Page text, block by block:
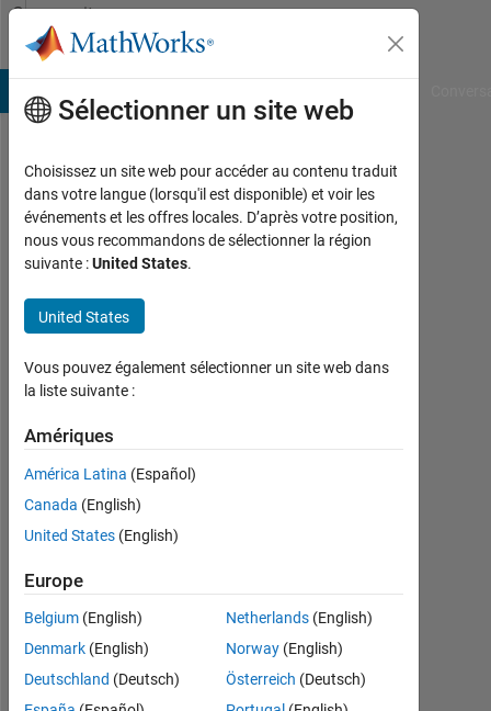
Passer au contenu
Community
Profile
Alan
Keenan
Last
4
mois
|
depuis
2020
Followers:
0
Follow
Sélectionner un site web
Choisissez un site web pour accéder au contenu traduit
dans votre langue (lorsqu'il est disponible) et voir les
événements et les offres locales. D’après votre position,
nous vous recommandons de sélectionner la région
suivante :United States.
United States
Vous pouvez également sélectionner un site web dans
la liste suivante :
Amériques
América Latina (Español)
Canada (English)
United States (English)
Europe
Belgium (English)
Denmark (English)
Deutschland (Deutsch)
Netherlands(English)
Norway(English)
Österreich (Deutsch)